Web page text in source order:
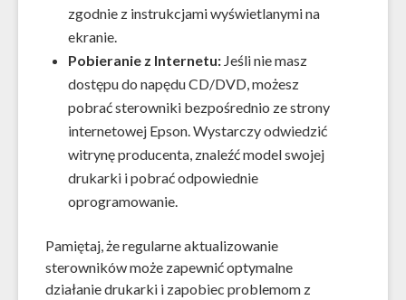
zgodnie z instrukcjami wyświetlanymi na
ekranie.
Pobieranie z Internetu: Jeśli nie masz
dostępu do napędu CD/DVD, możesz
pobrać sterowniki bezpośrednio ze strony
internetowej Epson. Wystarczy odwiedzić
witrynę producenta, znaleźć model swojej
drukarki i pobrać odpowiednie
oprogramowanie.
Pamiętaj, że regularne aktualizowanie
sterowników może zapewnić optymalne
działanie drukarki i zapobiec problemom z